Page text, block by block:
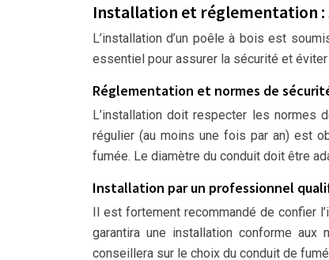
Installation et réglementation
L’installation d’un poêle à bois est
essentiel pour assurer la sécurité et
Réglementation et normes de
L’installation doit respecter les normes
régulier (au moins une fois par an) est
fumée. Le diamètre du conduit doit être
Installation par un professionnel
Il est fortement recommandé de confier
garantira une installation conforme
conseillera sur le choix du conduit de